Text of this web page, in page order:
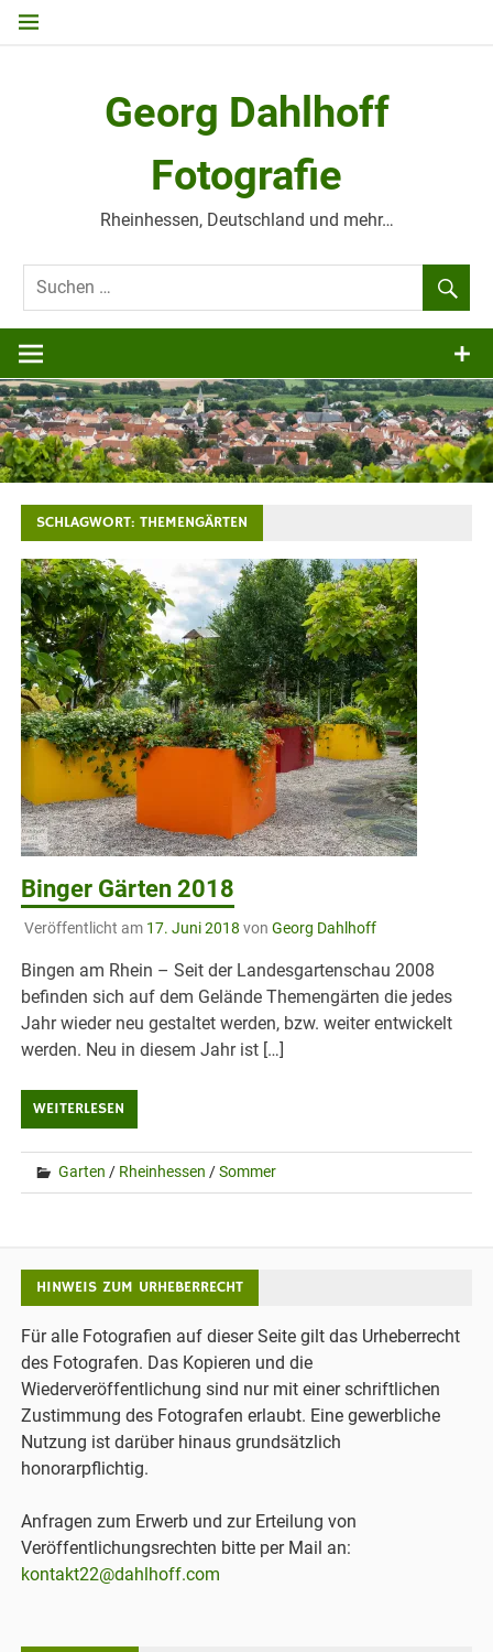
Zum
Georg Dahlhoff
Fotografie
Rheinhessen, Deutschland und mehr…
SCHLAGWORT:THEMENGÄRTEN
Binger Gärten 2018
Veröffentlicht am 17. Juni 2018 von Georg Dahlhoff
Bingen am Rhein – Seit der Landesgartenschau 2008
befinden sich auf dem Gelände Themengärten die jedes
Jahr wieder neu gestaltet werden, bzw. weiter entwickelt
werden. Neu in diesem Jahr ist […]
WEITERLESEN
Garten / Rheinhessen /Sommer
HINWEIS ZUM URHEBERRECHT
Für alle Fotografien auf dieser Seite gilt das Urheberrecht
des Fotografen. Das Kopieren und die
Wiederveröffentlichung sind nur mit einer schriftlichen
Zustimmung des Fotografen erlaubt. Eine gewerbliche
Nutzung ist darüber hinaus grundsätzlich
honorarpflichtig.
Anfragen zum Erwerb und zur Erteilung von
Veröffentlichungsrechten bitte per Mail an:
kontakt22@dahlhoff.com